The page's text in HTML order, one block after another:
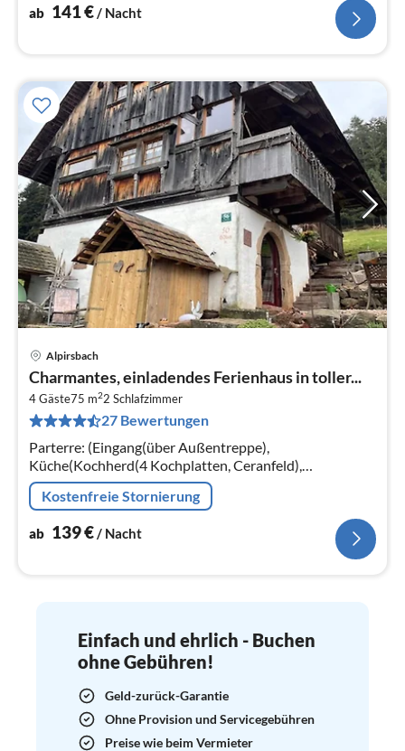
ab 141€/ Nacht
Alpirsbach
Charmantes, einladendes Ferienhaus in toller...
4 Gäste75 m22 Schlafzimmer
27 Bewertungen
Parterre: (Eingang(über Außentreppe),
Küche(Kochherd(4 Kochplatten, Ceranfeld),
Kaffeemaschine(Filter), Backofen, Mikrowelle,
Spülmaschine, Kühlschrank(+ Gefrierfach))
Kostenfreie Stornierung
ab 139€/ Nacht
Einfach und ehrlich - Buchen
ohne Gebühren!
Geld-zurück-Garantie
Ohne Provision und Servicegebühren
Preise wie beim Vermieter